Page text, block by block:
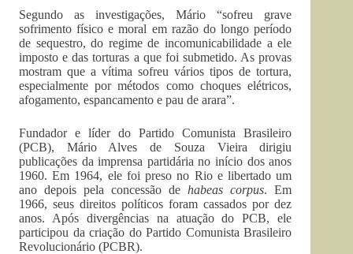
Segundo as investigações, Mário “sofreu grave
sofrimento físico e moral em razão do longo período
de sequestro, do regime de incomunicabilidade a ele
imposto e das torturas a que foi submetido. As provas
mostram que a vítima sofreu vários tipos de tortura,
especialmente por métodos como choques elétricos,
afogamento, espancamento e pau de arara”.
Fundador e líder do Partido Comunista Brasileiro
(PCB), Mário Alves de Souza Vieira dirigiu
publicações da imprensa partidária no início dos anos
1960. Em 1964, ele foi preso no Rio e libertado um
ano depois pela concessão de habeas corpus. Em
1966, seus direitos políticos foram cassados por dez
anos. Após divergências na atuação do PCB, ele
participou da criação do Partido Comunista Brasileiro
Revolucionário (PCBR).